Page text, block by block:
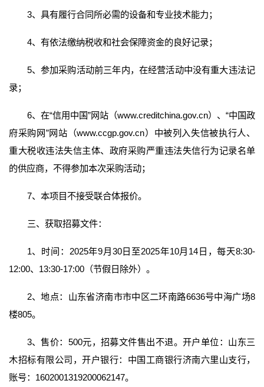
3、具有履行合同所必需的设备和专业技术能力；
4、有依法缴纳税收和社会保障资金的良好记录；
5、参加采购活动前三年内，在经营活动中没有重大违法记
录；
6、在“信用中国”网站（www.creditchina.gov.cn）、“中国政
府采购网”网站（www.ccgp.gov.cn）中被列入失信被执行人、
重大税收违法失信主体、政府采购严重违法失信行为记录名单
的供应商，不得参加本次采购活动；
7、本项目不接受联合体报价。
三、获取招募文件：
1、时间：2025年9月30日至2025年10月14日，每天8:30-
12:00、13:30-17:00（节假日除外）。
2、地点：山东省济南市市中区二环南路6636号中海广场8
楼805。
3、售价：500元，招募文件售出不退。开户单位：山东三
木招标有限公司，开户银行：中国工商银行济南六里山支行，
账号：1602001319200062147。